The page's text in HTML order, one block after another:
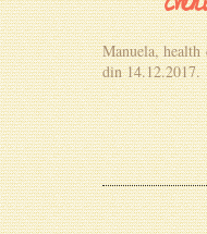
Manuela,
din 14.12.2017.